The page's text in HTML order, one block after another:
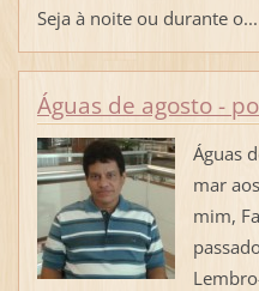
Seja à noite ou durante o...
Águas de agosto -
Águas
mar
mim,